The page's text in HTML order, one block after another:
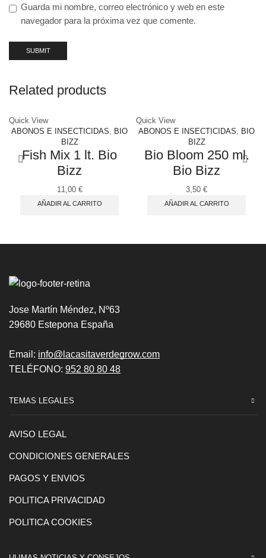
Guarda mi nombre, correo electrónico y web en este
navegador para la próxima vez que comente.
Related products
Quick View
ABONOS E INSECTICIDAS, BIO
BIZZ
Fish Mix 1 lt. Bio
Bizz
11,00 €
AÑADIR AL CARRITO
Quick View
ABONOS E INSECTICIDAS, BIO
BIZZ
Bio Bloom 250 ml.
Bio Bizz
3,50 €
AÑADIR AL CARRITO
Jose Martín Méndez, Nº63
29680 Estepona España
Email: info@lacasitaverdegrow.com
TELÉFONO: 952 80 80 48
TEMAS LEGALES
AVISO LEGAL
CONDICIONES GENERALES
PAGOS Y ENVIOS
POLITICA PRIVACIDAD
POLITICA COOKIES